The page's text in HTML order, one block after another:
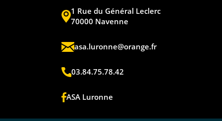
1 Rue du Général Leclerc
70000 Navenne
asa.luronne@orange.fr
03.84.75.78.42
ASA Luronne